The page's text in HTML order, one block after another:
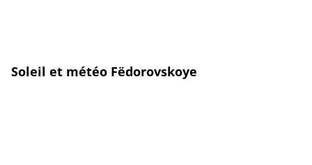
Soleil et météo Fëdorovskoye